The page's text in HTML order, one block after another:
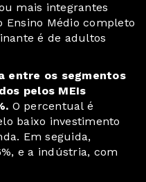
mais integrantes
Ensino Médio completo
é de adultos
entre os segmentos
pelos MEIs
O percentual é
baixo investimento
Em seguida,
e a indústria, com